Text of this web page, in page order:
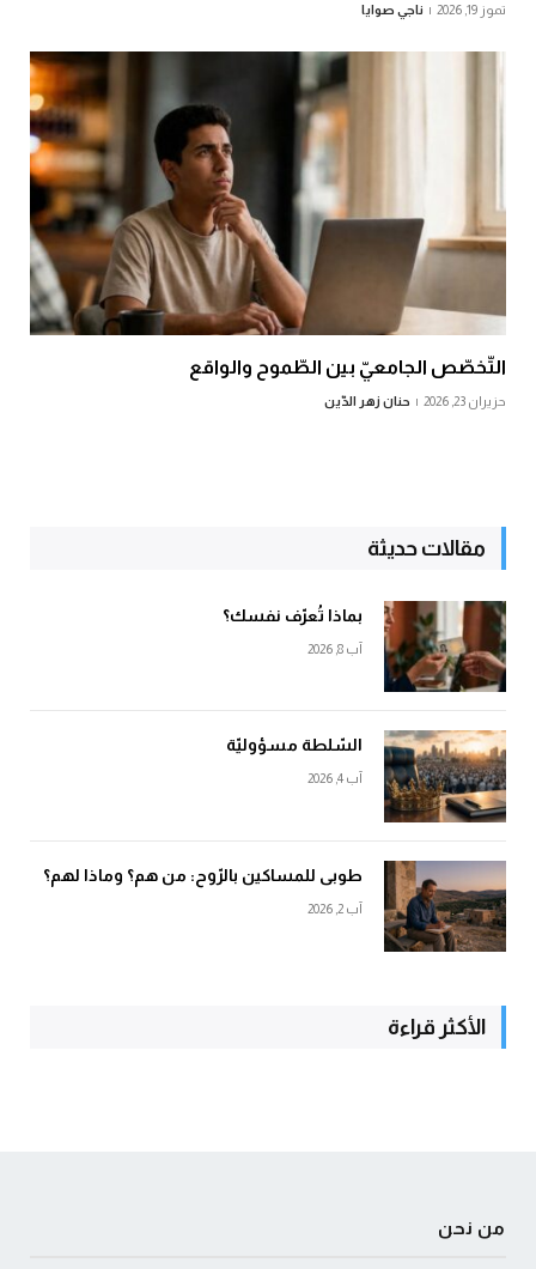
تموز 19, 2026 ناجي صوايا
التّخصّص الجامعيّ بين الطّموح والواقع
حزيران 23, 2026 حنان زهر الدّين
مقالات حديثة
بماذا تُعرّف نفسك؟
آب 8, 2026
السّلطة مسؤوليّة
آب 4, 2026
طوبى للمساكين بالرّوح: من هم؟ وماذا لهم؟
آب 2, 2026
الأكثر قراءة
من نحن